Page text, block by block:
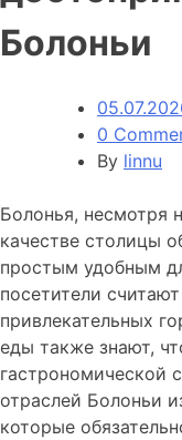
Болоньи
0
By linnu
Болонья, несмотря
качестве столицы
простым удобным
посетители
привлекательных
еды также знают,
гастрономической
отраслей Болоньи
которые